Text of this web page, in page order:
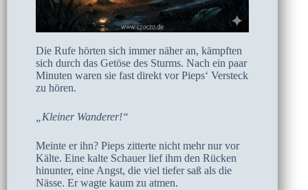
Die Rufe hörten sich immer näher an, kämpften
sich durch das Getöse des Sturms. Nach ein paar
Minuten waren sie fast direkt vor Pieps‘ Versteck
zu hören.
„Kleiner Wanderer!“
Meinte er ihn? Pieps zitterte nicht mehr nur vor
Kälte. Eine kalte Schauer lief ihm den Rücken
hinunter, eine Angst, die viel tiefer saß als die
Nässe. Er wagte kaum zu atmen.